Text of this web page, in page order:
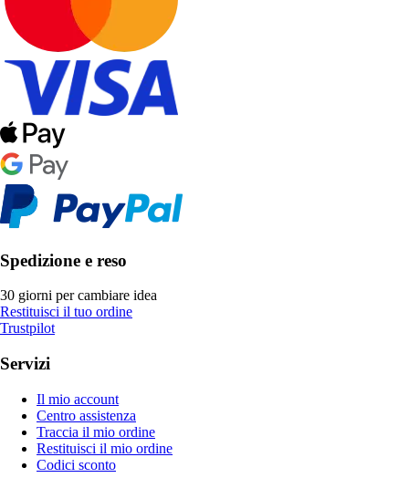
Spedizione e reso
30 giorni per cambiare idea
Restituisci il tuo ordine
Trustpilot
Servizi
Il mio account
Centro assistenza
Traccia il mio ordine
Restituisci il mio ordine
Codici sconto